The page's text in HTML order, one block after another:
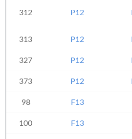
312 P12
313 P12
327 P12
373 P12
98 F13
100 F13